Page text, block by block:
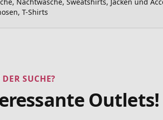
T-Shirts
SUCHE?
Outlets!